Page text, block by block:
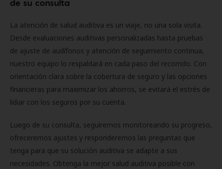
La atención de salud auditiva es un viaje, no una sola visita.
Desde evaluaciones auditivas personalizadas hasta pruebas
de ajuste de audífonos y atención de seguimiento continua,
nuestro equipo lo respaldará en cada paso del recorrido. Con
orientación clara sobre la cobertura de seguro y las opciones
financieras para maximizar los ahorros, se evitará el estrés de
lidiar con los seguros por su cuenta.
Luego de su consulta, seguiremos monitoreando su progreso,
ofreceremos ajustes y responderemos las preguntas que
tenga para que su solución auditiva se adapte a sus
necesidades. Obtenga la mejor salud auditiva posible con